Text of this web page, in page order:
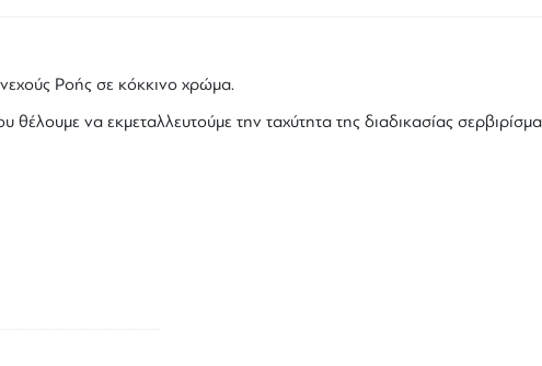
Ροής σε κόκκινο χρώμα.
θέλουμε να εκμεταλλευτούμε την ταχύτητα της διαδικασίας